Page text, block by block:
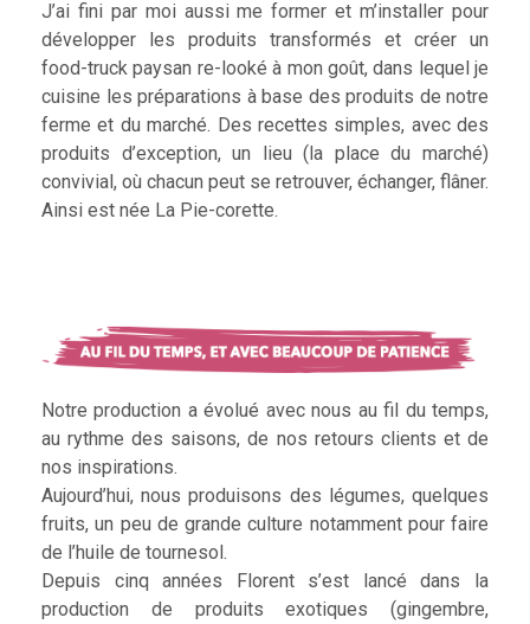
J’ai fini par moi aussi me former et m’installer pour
développer les produits transformés et créer un
food-truck paysan re-looké à mon goût, dans lequel je
cuisine les préparations à base des produits de notre
ferme et du marché. Des recettes simples, avec des
produits d’exception, un lieu (la place du marché)
convivial, où chacun peut se retrouver, échanger, flâner.
Ainsi est née La Pie-corette.
Notre production a évolué avec nous au fil du temps,
au rythme des saisons, de nos retours clients et de
nos inspirations.
Aujourd’hui, nous produisons des légumes, quelques
fruits, un peu de grande culture notamment pour faire
de l’huile de tournesol.
Depuis cinq années Florent s’est lancé dans la
production de produits exotiques (gingembre,